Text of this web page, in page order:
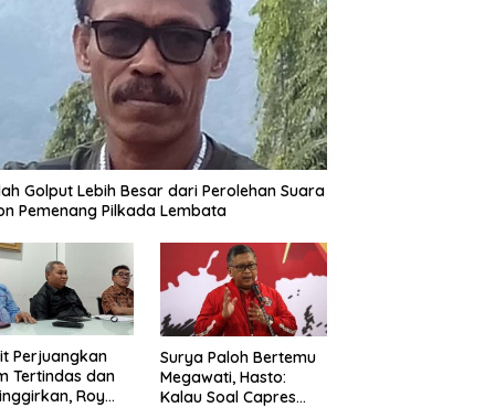
Golput Lebih Besar dari Perolehan Suara
Pemenang Pilkada Lembata
Perjuangkan
Tertindas dan
Roy
Surya Paloh Bertemu
Megawati, Hasto:
Kalau Soal Capres